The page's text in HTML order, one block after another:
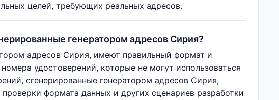
целей, требующих реальных адресов.
генератором адресов Сирия?
адресов Сирия, имеют правильный формат и
удостоверений, которые не могут использоваться
сгенерированные генератором адресов Сирия,
формата данных и других сценариев разработки